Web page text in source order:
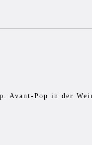
Avant-Pop in der